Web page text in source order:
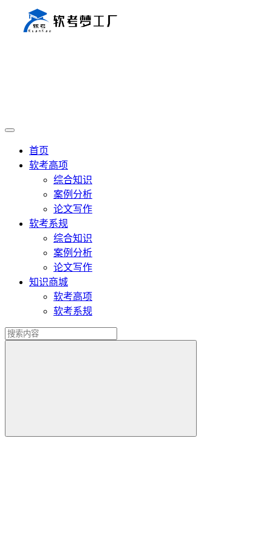
首页
软考高项
综合知识
案例分析
论文写作
软考系规
综合知识
案例分析
论文写作
知识商城
软考高项
软考系规